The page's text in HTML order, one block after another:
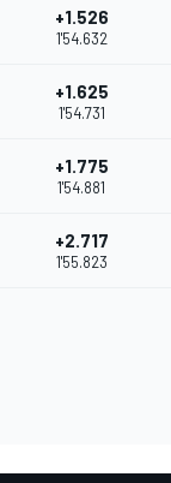
+1.526
1'54.632
+1.625
1'54.731
+1.775
1'54.881
+2.717
1'55.823